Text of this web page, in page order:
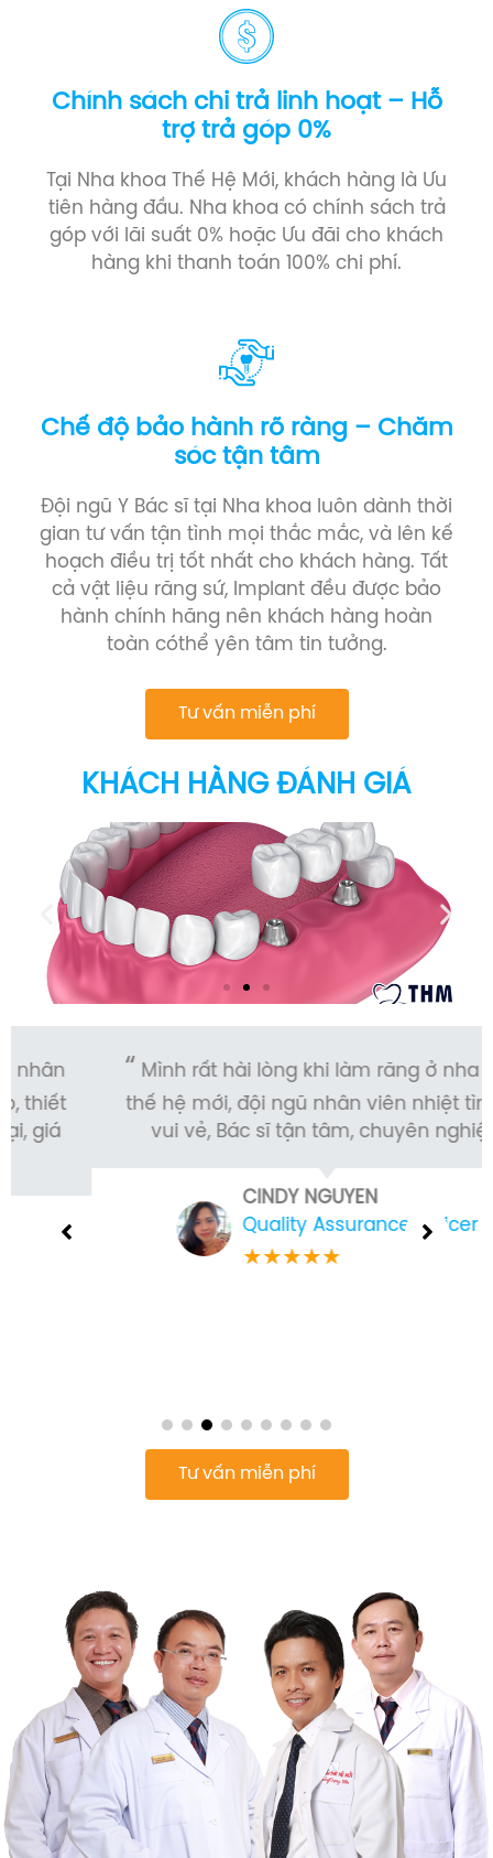
Chính sách chi trả linh hoạt – Hỗ
trợ trả góp 0%
Tại Nha khoa Thế Hệ Mới, khách hàng là Ưu
tiên hàng đầu. Nha khoa có chính sách trả
góp với lãi suất 0% hoặc Ưu đãi cho khách
hàng khi thanh toán 100% chi phí.
Chế độ bảo hành rõ ràng – Chăm
sóc tận tâm
Đội ngũ Y Bác sĩ tại Nha khoa luôn dành thời
gian tư vấn tận tình mọi thắc mắc, và lên kế
hoạch điều trị tốt nhất cho khách hàng. Tất
cả vật liệu răng sứ, Implant đều được bảo
hành chính hãng nên khách hàng hoàn
toàn cóthể yên tâm tin tưởng.
Tư vấn miễn phí
KHÁCH HÀNG ĐÁNH GIÁ
Mình rất hài lòng khi làm răng ở nha khoa
thế hệ mới, đội ngũ nhân viên nhiệt tình và
vui vẻ, Bác sĩ tận tâm, chuyên nghiệp.
CINDY NGUYEN
Quality Assurance Officer
★★★ ★
Tư vấn miễn phí